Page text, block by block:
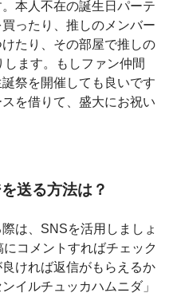
本人不在の誕生日パーテ
ったり、推しのメンバー
たり、その部屋で推しの
ます。もしファン仲間
祭を開催しても良いです
を借りて、盛大にお祝い
送る方法は？
は、SNSを活用しましょ
コメントすればチェック
ければ返信がもらえるか
イルチュッカハムニダ」